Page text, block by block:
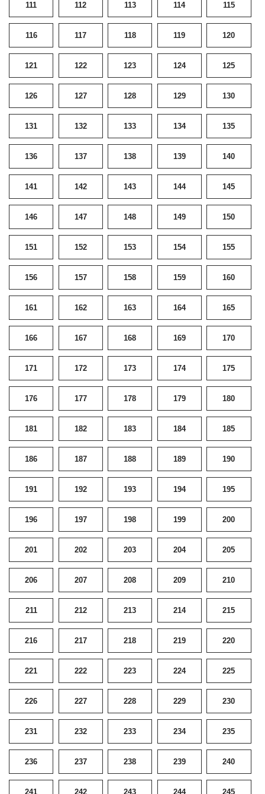
111 112 113 114 115
116 117 118 119 120
121 122 123 124 125
126 127 128 129 130
131 132 133 134 135
136 137 138 139 140
141 142 143 144 145
146 147 148 149 150
151 152 153 154 155
156 157 158 159 160
161 162 163 164 165
166 167 168 169 170
171 172 173 174 175
176 177 178 179 180
181 182 183 184 185
186 187 188 189 190
191 192 193 194 195
196 197 198 199 200
201 202 203 204 205
206 207 208 209 210
211 212 213 214 215
216 217 218 219 220
221 222 223 224 225
226 227 228 229 230
231 232 233 234 235
236 237 238 239 240
241 242 243 244 245